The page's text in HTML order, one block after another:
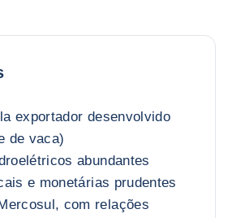
exportador desenvolvido
de vaca)
abundantes
e monetárias prudentes
com relações